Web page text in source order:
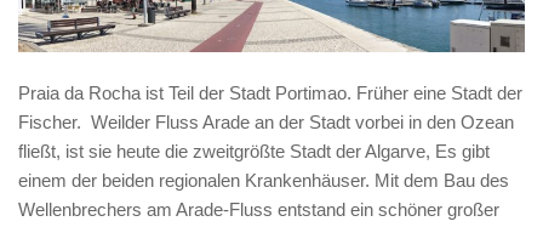
Praia da Rocha ist Teil der Stadt Portimao. Früher eine Stadt der
Fischer. Weilder Fluss Arade an der Stadt vorbei in den Ozean
fließt, ist sie heute die zweitgrößte Stadt der Algarve, Es gibt
einem der beiden regionalen Krankenhäuser. Mit dem Bau des
Wellenbrechers am Arade-Fluss entstand ein schöner großer